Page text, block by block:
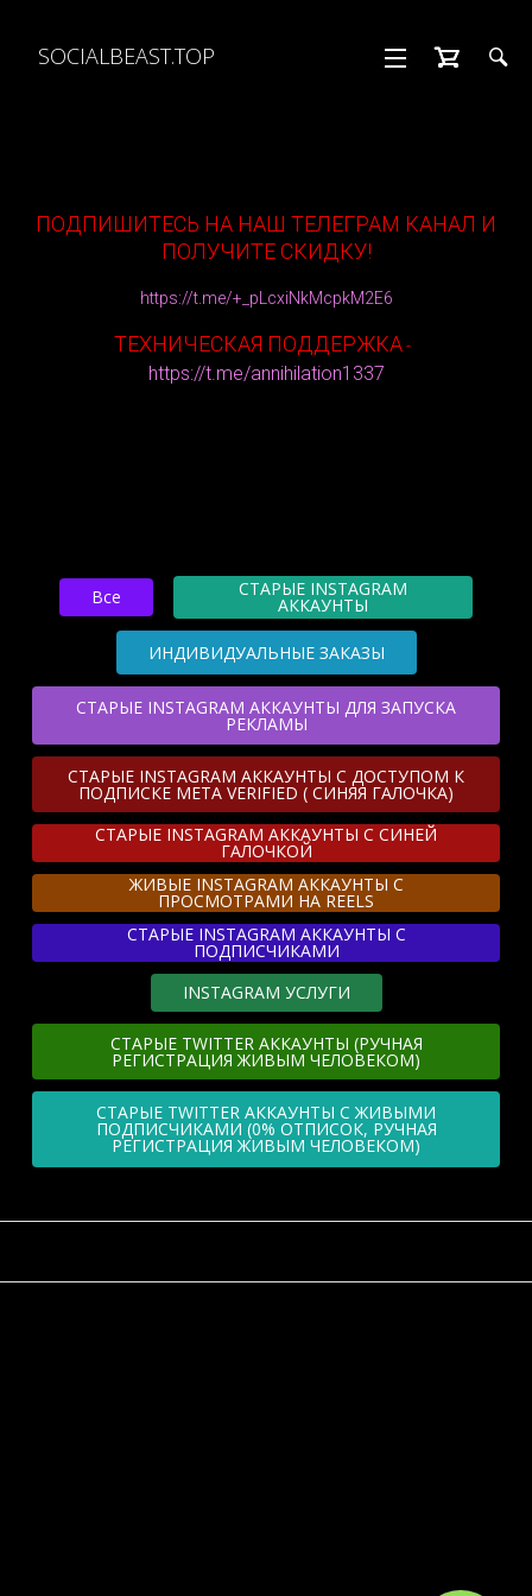
ПОДПИШИТЕСЬ НА НАШ ТЕЛЕГРАМ КАНАЛ И
ПОЛУЧИТЕ СКИДКУ!
https://t.me/+_pLcxiNkMcpkM2E6
ТЕХНИЧЕСКАЯ ПОДДЕРЖКА-
https://t.me/annihilation1337
Все СТАРЫЕ INSTAGRAM
АККАУНТЫ
ИНДИВИДУАЛЬНЫЕ ЗАКАЗЫ
СТАРЫЕ INSTAGRAM АККАУНТЫ ДЛЯ ЗАПУСКА
РЕКЛАМЫ
СТАРЫЕ INSTAGRAM АККАУНТЫ С ДОСТУПОМ К
ПОДПИСКЕ META VERIFIED ( СИНЯЯ ГАЛОЧКА)
СТАРЫЕ INSTAGRAM АККАУНТЫ С СИНЕЙ
ГАЛОЧКОЙ
ЖИВЫЕ INSTAGRAM АККАУНТЫ С
ПРОСМОТРАМИ НА REELS
СТАРЫЕ INSTAGRAM АККАУНТЫ С
ПОДПИСЧИКАМИ
INSTAGRAM УСЛУГИ
СТАРЫЕ TWITTER АККАУНТЫ (РУЧНАЯ
РЕГИСТРАЦИЯ ЖИВЫМ ЧЕЛОВЕКОМ)
СТАРЫЕ TWITTER АККАУНТЫ С ЖИВЫМИ
ПОДПИСЧИКАМИ (0% ОТПИСОК, РУЧНАЯ
РЕГИСТРАЦИЯ ЖИВЫМ ЧЕЛОВЕКОМ)
SOCIALBEAST.TOP
Всего позиций в корзине
Всего товара в корзине
(шт)
Сумма к оплате (без скидок)
$